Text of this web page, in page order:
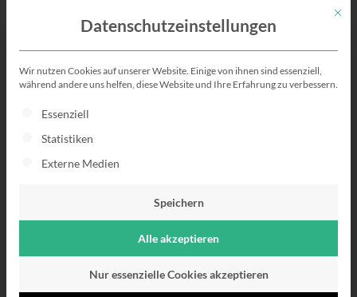
Hochschulen in
Hamburg
Deine Übersicht zu den
Hochschulen in Hamburg!
Mit
Datenschutzeinstellungen
Wir nutzen Cookies auf unserer Website. Einige von ihnen sind essenziell,
während andere uns helfen, diese Website und Ihre Erfahrung zu verbessern.
Es folgt eine Liste der Service-Gruppen, für die eine
Essenziell
Statistiken
Externe Medien
Speichern
Alle akzeptieren
Nur essenzielle Cookies akzeptieren